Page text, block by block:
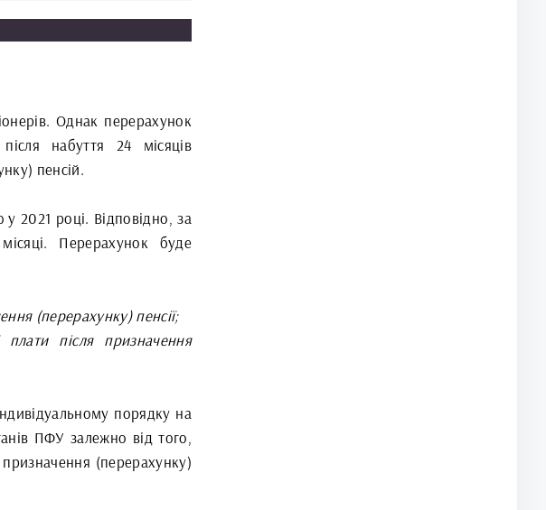
Однак перерахунок
набуття 24 місяців
пенсій.
2021 році. Відповідно, за
Перерахунок буде
(перерахунку) пенсії;
після призначення
порядку на
ПФУ залежно від того,
(перерахунку)